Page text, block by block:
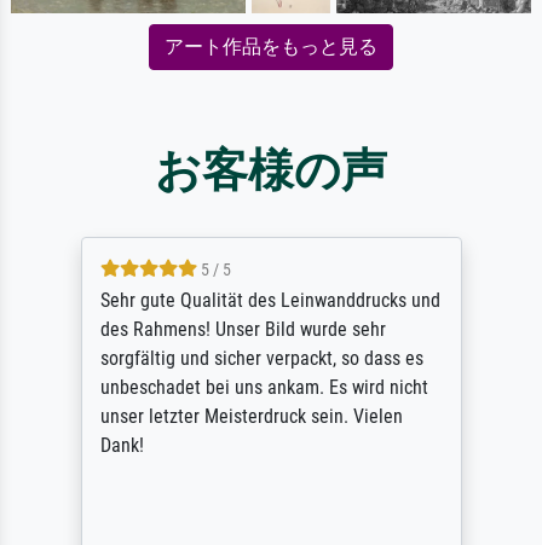
アート作品をもっと見る
お客様の声
5 / 5
Sehr gute Qualität des Leinwanddrucks und
des Rahmens! Unser Bild wurde sehr
sorgfältig und sicher verpackt, so dass es
unbeschadet bei uns ankam. Es wird nicht
unser letzter Meisterdruck sein. Vielen
Dank!